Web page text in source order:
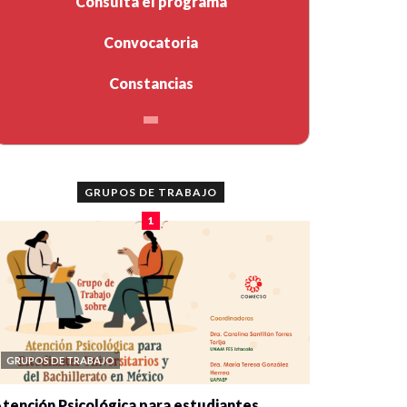
Convocatoria
Constancias
GRUPOS DE TRABAJO
1
GRUPOS DE TRABAJO